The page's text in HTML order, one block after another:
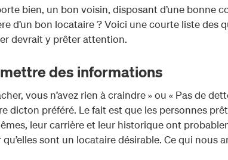
bien, un bon voisin, disposant d’une bonne
d’un bon locataire ? Voici une courte liste des
devrait y prêter attention.
des informations
vous n’avez rien à craindre » ou « Pas de
dicton préféré. Le fait est que les personnes
leur carrière et leur historique ont
sont un locataire désirable. Ce qui nous